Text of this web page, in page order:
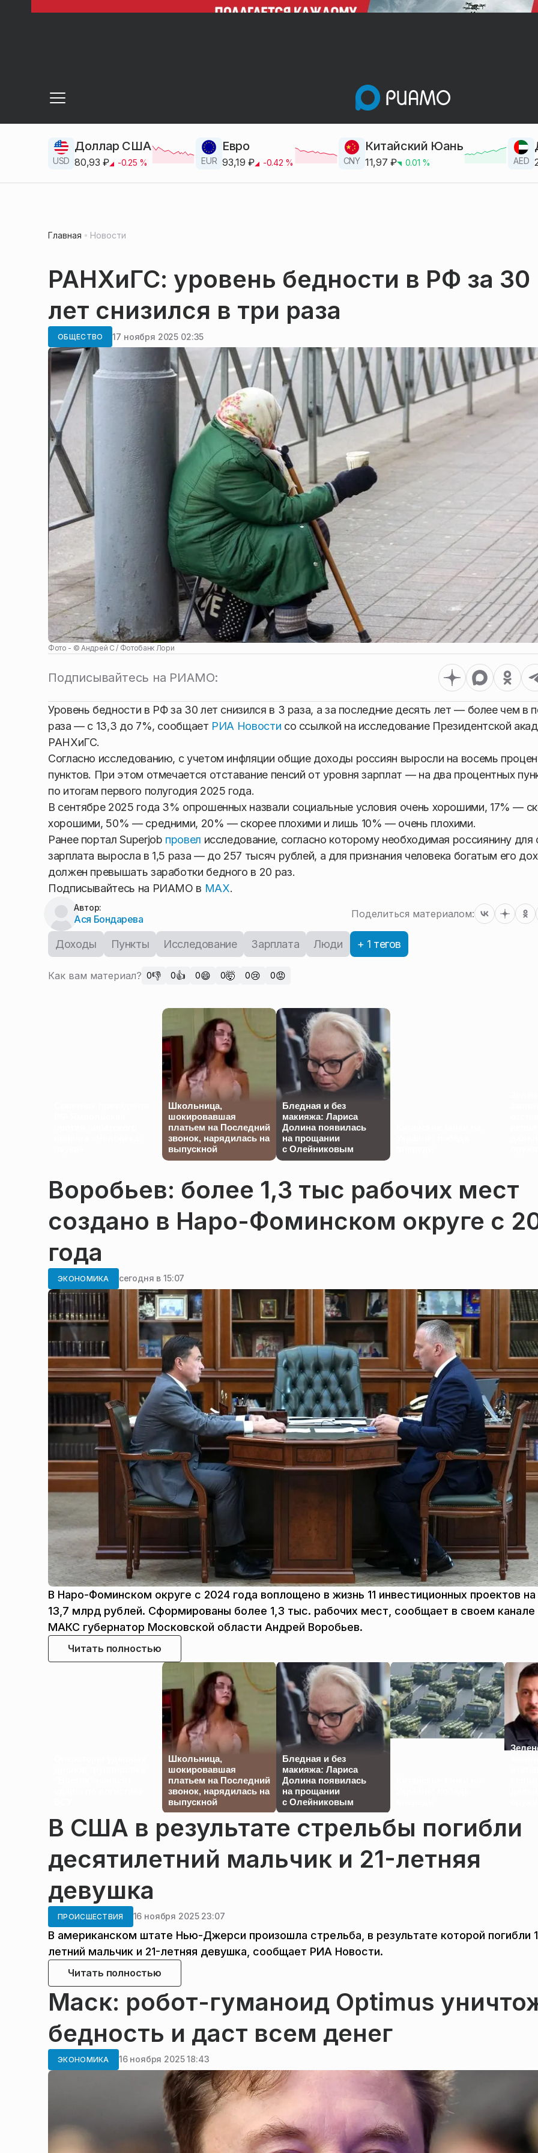
USD
Доллар США
80,93 ₽ -0.25 % EUR
Евро
93,19 ₽ -0.42 % CNY
Китайский Юань
11,97 ₽ 0.01 % AED
Главная Новости
РАНХиГС: уровень бедности в РФ за 30
лет снизился в три раза
ОБЩЕСТВО 17 ноября 2025 02:35
Фото - © Андрей С / Фотобанк Лори
Подписывайтесь на РИАМО:
Уровень бедности в РФ за 30 лет снизился в 3 раза, а за последние десять лет — более чем в
раза — с 13,3 до 7%, сообщает РИА Новости со ссылкой на исследование Президентской
РАНХиГС.
Согласно исследованию, с учетом инфляции общие доходы россиян выросли на восемь
пунктов. При этом отмечается отставание пенсий от уровня зарплат — на два процентных
по итогам первого полугодия 2025 года.
В сентябре 2025 года 3% опрошенных назвали социальные условия очень хорошими, 17% —
хорошими, 50% — средними, 20% — скорее плохими и лишь 10% — очень плохими.
Ранее портал Superjob провел исследование, согласно которому необходимая россиянину для
зарплата выросла в 1,5 раза — до 257 тысяч рублей, а для признания человека богатым его
должен превышать заработки бедного в 20 раз.
Подписывайтесь на РИАМО в MAX.
Автор:
Ася Бондарева Поделиться материалом:
Доходы Пункты Исследование Зарплата Люди + 1 тегов
Как вам материал? 0👎 0👍 0😄 0🤯 0😢 0😡
Школьница,
шокировавшая
платьем на Последний
звонок, нарядилась на
выпускной
Бледная и без
макияжа: Лариса
Долина появилась
на прощании
с Олейниковым
Воробьев: более 1,3 тыс рабочих мест
создано в Наро-Фоминском округе с
года
ЭКОНОМИКА сегодня в 15:07
В Наро-Фоминском округе с 2024 года воплощено в жизнь 11 инвестиционных проектов
13,7 млрд рублей. Сформированы более 1,3 тыс. рабочих мест, сообщает в своем канале
МАКС губернатор Московской области Андрей Воробьев.
Читать полностью
Школьница,
шокировавшая
платьем на Последний
звонок, нарядилась на
выпускной
Бледная и без
макияжа: Лариса
Долина появилась
на прощании
с Олейниковым
В США в результате стрельбы погибли
десятилетний мальчик и 21-летняя
девушка
ПРОИСШЕСТВИЯ 16 ноября 2025 23:07
В американском штате Нью-Джерси произошла стрельба, в результате которой погибли
летний мальчик и 21-летняя девушка, сообщает РИА Новости.
Читать полностью
Маск: робот-гуманоид Optimus
бедность и даст всем денег
ЭКОНОМИКА 16 ноября 2025 18:43